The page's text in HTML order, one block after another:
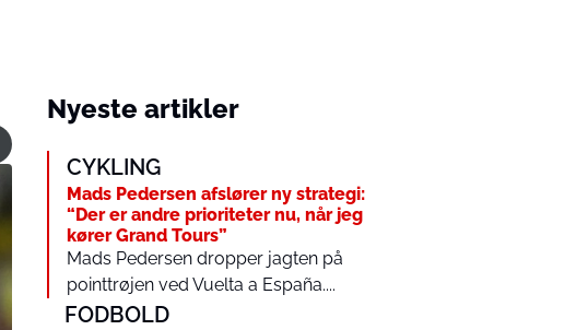
Nyeste artikler
CYKLING
Mads Pedersen afslører ny strategi:
“Der er andre prioriteter nu, når jeg
kører Grand Tours”
Mads Pedersen dropper jagten på
pointtrøjen ved Vuelta a España....
FODBOLD